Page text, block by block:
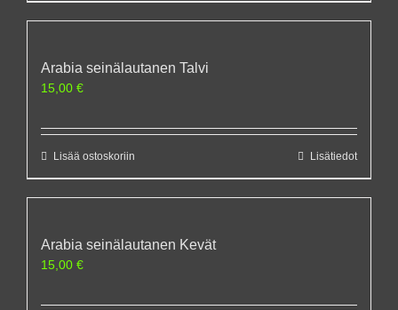
Arabia seinälautanen Talvi
15,00 €
Lisää ostoskoriin Lisätiedot
Arabia seinälautanen Kevät
15,00 €